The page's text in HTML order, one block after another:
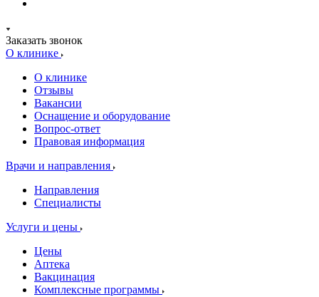
Заказать звонок
О клинике
О клинике
Отзывы
Вакансии
Оснащение и оборудование
Вопрос-ответ
Правовая информация
Врачи и направления
Направления
Специалисты
Услуги и цены
Цены
Аптека
Вакцинация
Комплексные программы